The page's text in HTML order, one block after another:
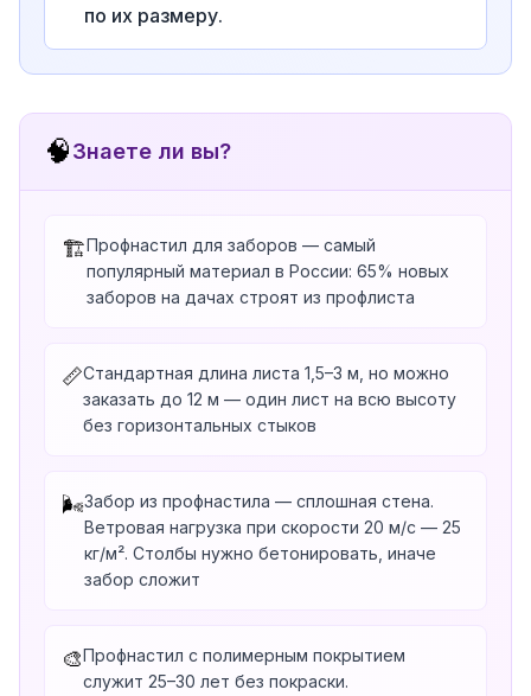
по их размеру.
🧠Знаете ли вы?
🏗️Профнастил для заборов — самый
популярный материал в России: 65% новых
заборов на дачах строят из профлиста
📏Стандартная длина листа 1,5–3 м, но можно
заказать до 12 м — один лист на всю высоту
без горизонтальных стыков
🌬️Забор из профнастила — сплошная стена.
Ветровая нагрузка при скорости 20 м/с — 25
кг/м². Столбы нужно бетонировать, иначе
забор сложит
🎨Профнастил с полимерным покрытием
служит 25–30 лет без покраски.